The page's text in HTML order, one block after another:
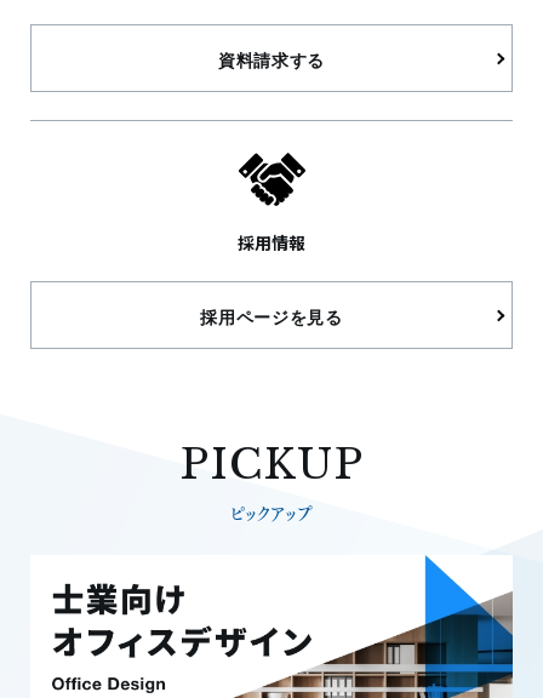
資料請求する
採用情報
採用ページを見る
PICKUP
ピックアップ